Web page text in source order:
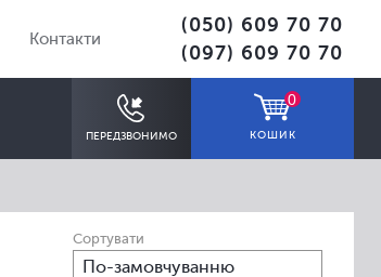
Контакти
(050) 609 70 70
(097) 609 70 70
ПЕРЕДЗВОНИМО
0
КОШИК
Сортувати
По-замовчуванню